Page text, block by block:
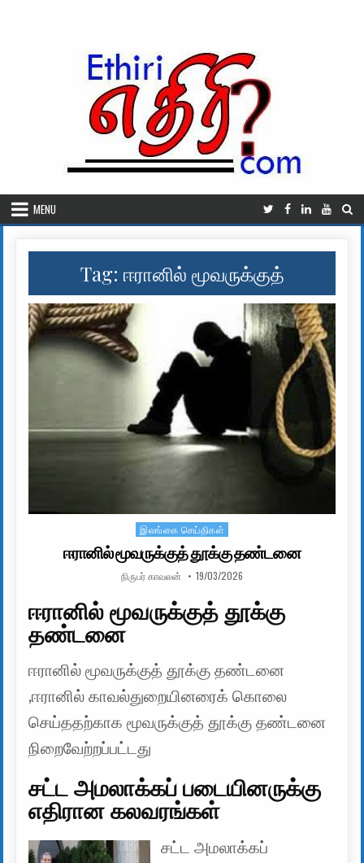
MENU
Tag: ஈரானில் மூவருக்குத்
Posted in
இலங்கை செய்திகள்
ஈரானில் மூவருக்குத் தூக்கு தண்டனை
AUTHOR:
நிருபர் காவலன் PUBLISHED DATE:
19/03/2026
ஈரானில் மூவருக்குத் தூக்கு
தண்டனை
ஈரானில் மூவருக்குத் தூக்கு தண்டனை
,ஈரானில் காவல்துறையினரைக் கொலை
செய்ததற்காக மூவருக்குத் தூக்கு தண்டனை
நிறைவேற்றப்பட்டது
சட்ட அமலாக்கப் படையினருக்கு
எதிரான கலவரங்கள்
சட்ட அமலாக்கப்